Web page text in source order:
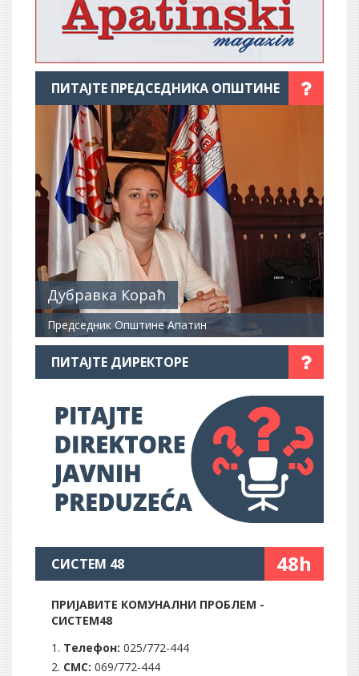
ПИТАЈТЕ ПРЕДСЕДНИКА ОПШТИНЕ
Дубравка Кораћ
Председник Општине Апатин
ПИТАЈТЕ ДИРЕКТОРЕ
СИСТЕМ 48 48h
ПРИЈАВИТЕ КОМУНАЛНИ ПРОБЛЕМ -
СИСТЕМ48
Телефон: 025/772-444
СМС: 069/772-444